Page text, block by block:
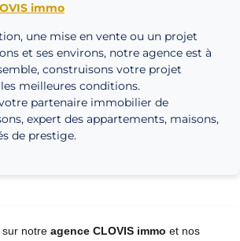
immo
une mise en vente ou un projet
et ses environs, notre agence est à
construisons votre projet
meilleures conditions.
partenaire immobilier de
expert des appartements, maisons,
de prestige.
sur notre agence CLOVIS immo et nos